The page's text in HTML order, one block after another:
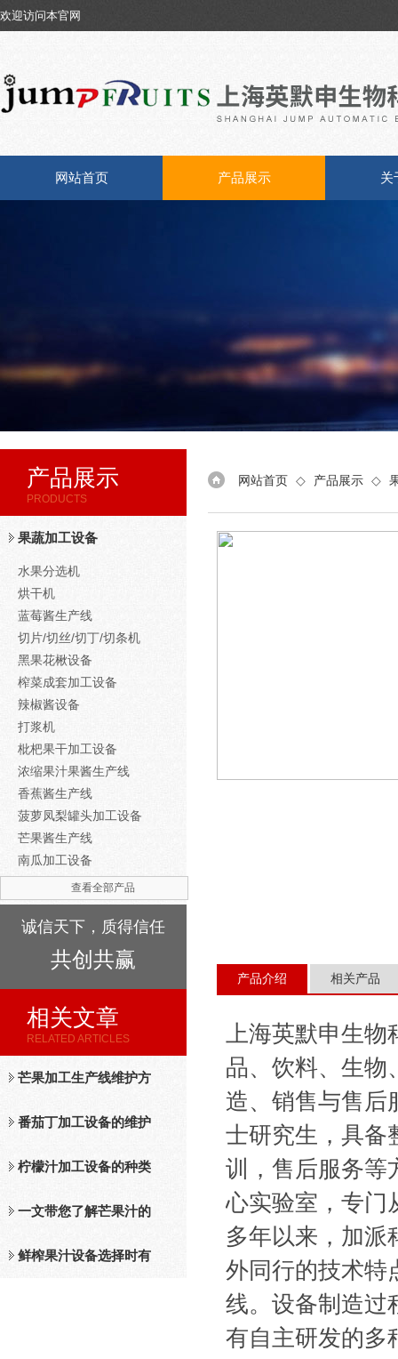
欢迎访问本官网
网站首页 产品展示 关
产品展示
PRODUCTS
果蔬加工设备
水果分选机
烘干机
蓝莓酱生产线
切片/切丝/切丁/切条机
黑果花楸设备
榨菜成套加工设备
辣椒酱设备
打浆机
枇杷果干加工设备
浓缩果汁果酱生产线
香蕉酱生产线
菠萝凤梨罐头加工设备
芒果酱生产线
南瓜加工设备
查看全部产品
诚信天下，质得信任
共创共赢
相关文章
RELATED ARTICLES
芒果加工生产线维护方
法
番茄丁加工设备的维护
保养措施分析
柠檬汁加工设备的种类
及工作原理介绍
一文带您了解芒果汁的
整套设备和工作流程
鲜榨果汁设备选择时有
网站首页 ◇ 产品展示 ◇
产品介绍 相关产品
上海英默申生物
品、饮料、生物
造、销售与售后
士研究生，具备
训，售后服务等
心实验室，专门
多年以来，加派
外同行的技术特
线。设备制造过
有自主研发的多